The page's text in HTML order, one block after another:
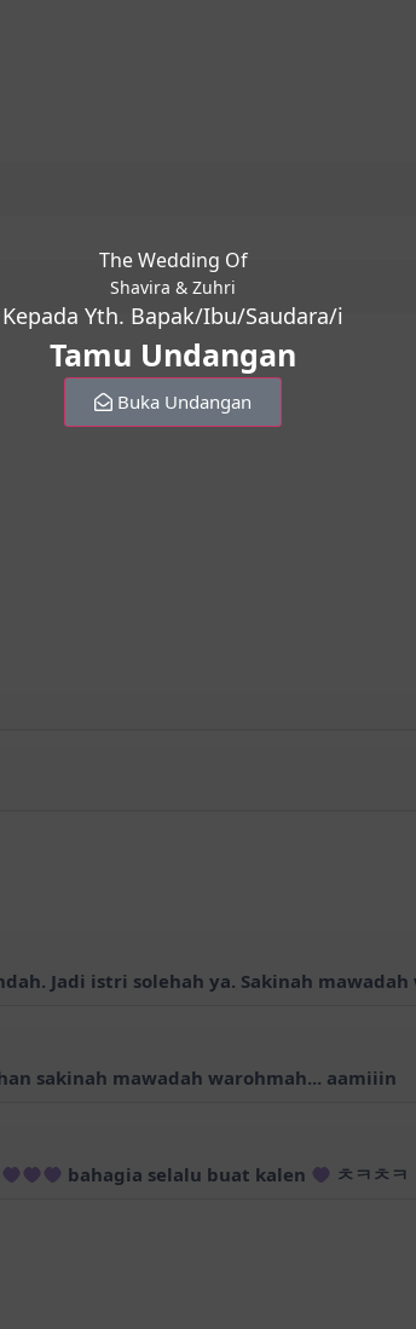
Jadi istri solehah ya. Sakinah
sakinah mawadah warohmah... aamiiin
bahagia selalu buat kalen ㅊㅋㅊㅋ
The Wedding Of
Shavira & Zuhri
Kepada Yth. Bapak/Ibu/Saudara/i
Tamu Undangan
Buka Undangan